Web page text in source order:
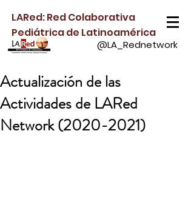
LARed: Red Colaborativa
Pediátrica de Latinoamérica
@LA_Rednetwork
Actualización de las
Actividades de LARed
Network (2020-2021)